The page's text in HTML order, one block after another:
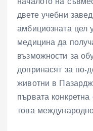
началото на
двете учебни
амбициозната цел
медицина да
възможности за
допринасят за по-
животни в
първата
това